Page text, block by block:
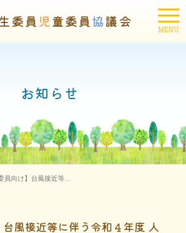
委員 児 童委員 協 議会
お知らせ
員向け】台風接近等…
台風接近等に伴う令和４年度 人